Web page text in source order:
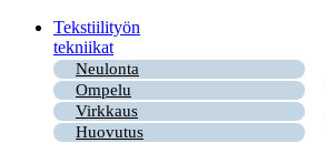
Tekstiilityön
tekniikat
Neulonta
Ompelu
Virkkaus
Huovutus